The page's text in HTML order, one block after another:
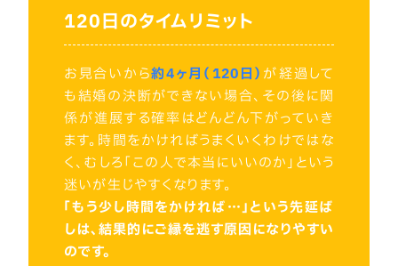
120日のタイムリミット
お見合いから約4ヶ月（120日） が経過して
も結婚の決断ができない場合、その後に関
係が進展する確率はどんどん下がっていき
ます。時間をかければうまくいくわけではな
く、むしろ「この人で本当にいいのか」という
迷いが生じやすくなります。
「もう少し時間をかければ…」という先延ば
しは、結果的にご縁を逃す原因になりやすい
のです。